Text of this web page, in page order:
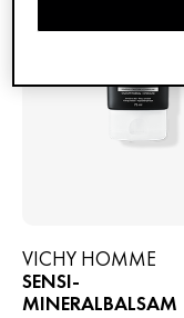
VICHY HOMME
SENSI-
MINERALBALSAM